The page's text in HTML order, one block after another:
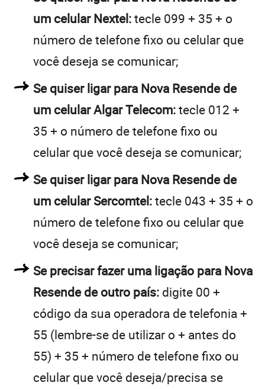
um celular Nextel:tecle 099 + 35 + o
número de telefone fixo ou celular que
você deseja se comunicar;
Se quiser ligar para Nova Resende de
um celular Algar Telecom:tecle 012 +
35 + o número de telefone fixo ou
celular que você deseja se comunicar;
Se quiser ligar para Nova Resende de
um celular Sercomtel:tecle 043 + 35 + o
número de telefone fixo ou celular que
você deseja se comunicar;
Se precisar fazer uma ligação para Nova
Resende de outro país: digite 00 +
código da sua operadora de telefonia +
55 (lembre-se de utilizar o + antes do
55) + 35 + número de telefone fixo ou
celular que você deseja/precisa se